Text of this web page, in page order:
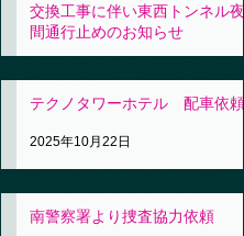
交換工事に伴い東西トンネル夜
間通行止めのお知らせ
テクノタワーホテル 配車依頼
2025年10月22日
南警察署より捜査協力依頼